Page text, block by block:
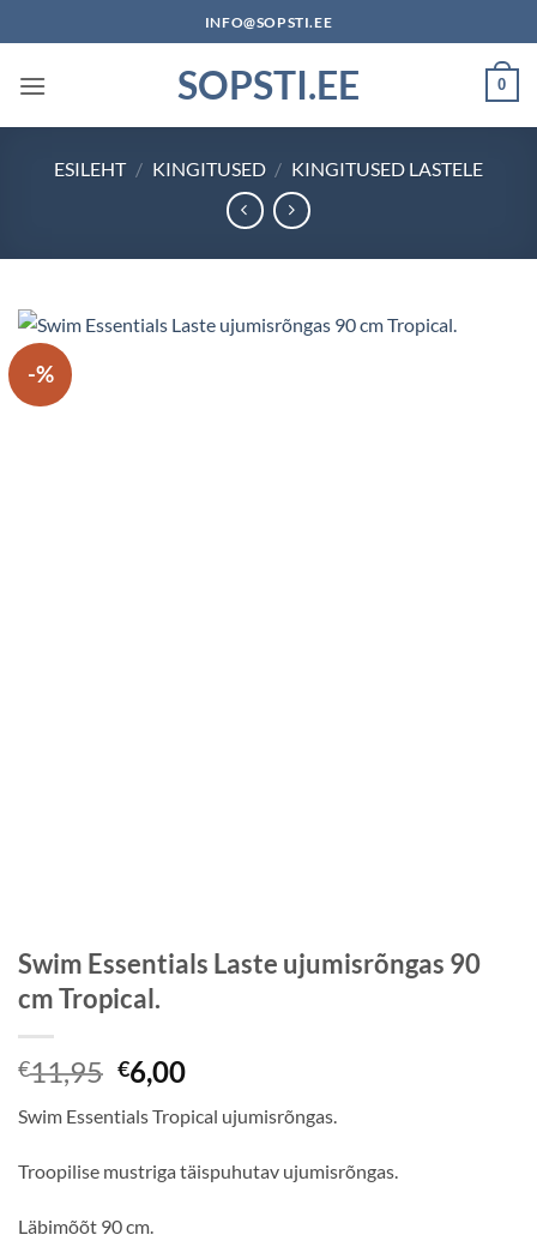
to
content
INFO@SOPSTI.EE
SOPSTI.EE 0
ESILEHT / KINGITUSED / KINGITUSED LASTELE
-%
Swim Essentials Laste ujumisrõngas 90
cm Tropical.
€11,95 Algne
hind
oli:
€11,95.
€6,00Praegune
on:
€6,00.
Swim Essentials Tropical ujumisrõngas.
Troopilise mustriga täispuhutav ujumisrõngas.
Läbimõõt 90 cm.